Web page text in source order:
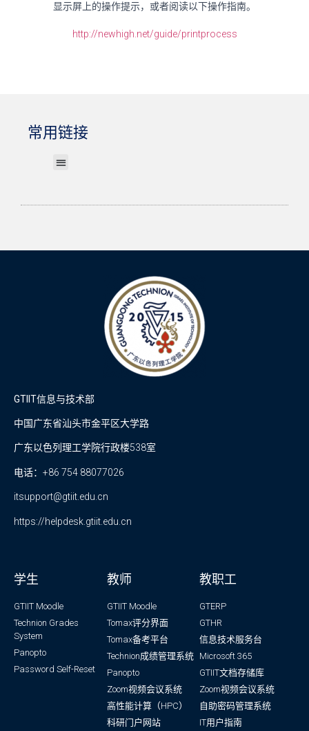
显示屏上的操作提示，或者阅读以下操作指南。
http://newhigh.net/guide/printprocess
常用链接
GTIIT信息与技术部
中国广东省汕头市金平区大学路
广东以色列理工学院行政楼538室
电话：+86 754 88077026
itsupport@gtiit.edu.cn
https://helpdesk.gtiit.edu.cn
学生
GTIIT Moodle
Technion Grades
System
Panopto
Password Self-Reset
教师
GTIIT Moodle
Tomax评分界面
Tomax备考平台
Technion成绩管理系统
Panopto
Zoom视频会议系统
高性能计算（HPC）
科研门户网站
教职工
GTERP
GTHR
信息技术服务台
Microsoft 365
GTIIT文档存储库
Zoom视频会议系统
自助密码管理系统
IT用户指南